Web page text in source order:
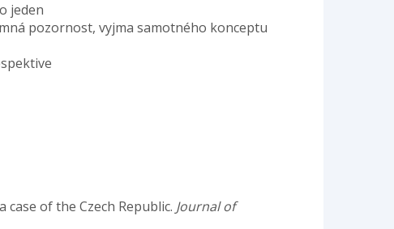
jeden
pozornost, vyjma samotného konceptu
of the Czech Republic. Journal of